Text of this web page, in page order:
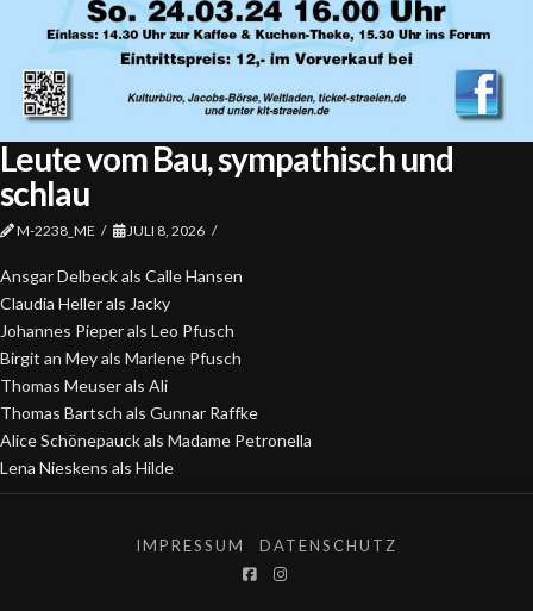
Leute vom Bau, sympathisch und
schlau
M-2238_ME JULI 8, 2026
Ansgar Delbeck als Calle Hansen
Claudia Heller als Jacky
Johannes Pieper als Leo Pfusch
Birgit an Mey als Marlene Pfusch
Thomas Meuser als Ali
Thomas Bartsch als Gunnar Raffke
Alice Schönepauck als Madame Petronella
Lena Nieskens als Hilde
IMPRESSUM DATENSCHUTZ